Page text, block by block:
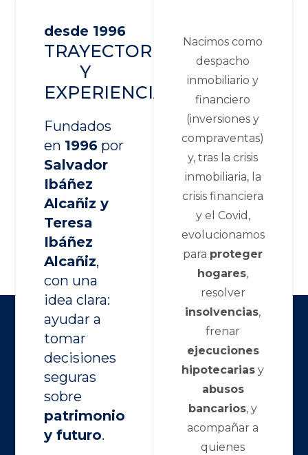
desde 1996
TRAYECTORIA
Y
EXPERIENCIA
Fundados
en 1996por
Salvador
Ibáñez
Alcañiz y
Teresa
Ibáñez
Alcañiz,
con una
idea clara:
ayudar a
tomar
decisiones
seguras
sobre
patrimonio
y futuro.
Nacimos como
despacho
inmobiliario y
financiero
(inversiones y
compraventas)
y, tras la crisis
inmobiliaria, la
crisis financiera
y el Covid,
evolucionamos
para proteger
hogares,
resolver
insolvencias,
frenar
ejecuciones
hipotecarias y
abusos
bancarios, y
acompañar a
quienes